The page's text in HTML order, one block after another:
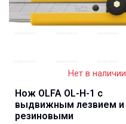
Нет в наличии
Нож OLFA OL-H-1 с
выдвижным лезвием и
резиновыми